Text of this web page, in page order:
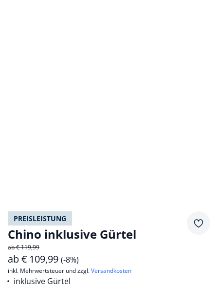
PREISLEISTUNG
Chino inklusive Gürtel
ab € 119,99
ab€ 109,99 (-8%)
inkl. Mehrwertsteuer und zzgl.Versandkosten
inklusive Gürtel